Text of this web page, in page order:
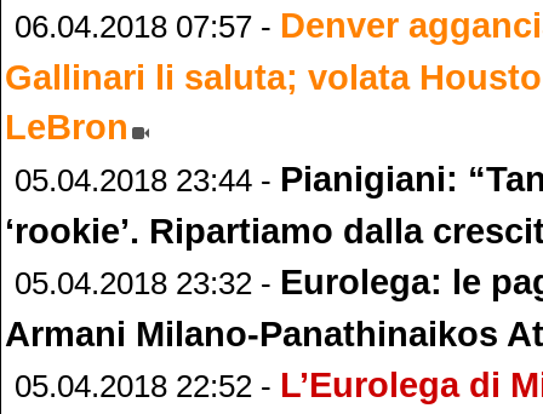
06.04.2018 07:57 - Denver
Gallinari li saluta; volata
LeBron
05.04.2018 23:44 - Pianigiani:
‘rookie’. Ripartiamo dalla
05.04.2018 23:32 - Eurolega: le
Armani Milano-Panathinaikos
05.04.2018 22:52 - L’Eurolega di